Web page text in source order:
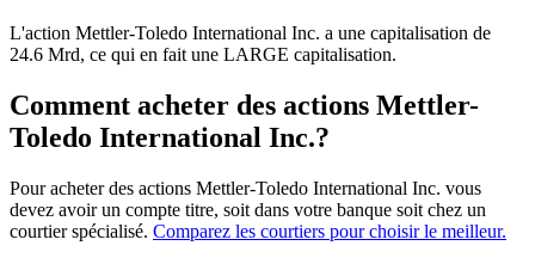
L'action Mettler-Toledo International Inc. a une capitalisation de
24.6 Mrd, ce qui en fait une LARGE capitalisation.
Comment acheter des actions Mettler-
Toledo International Inc.?
Pour acheter des actions Mettler-Toledo International Inc. vous
devez avoir un compte titre, soit dans votre banque soit chez un
courtier spécialisé. Comparez les courtiers pour choisir le meilleur.